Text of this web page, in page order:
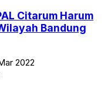
Citarum Harum
Bandung
2022